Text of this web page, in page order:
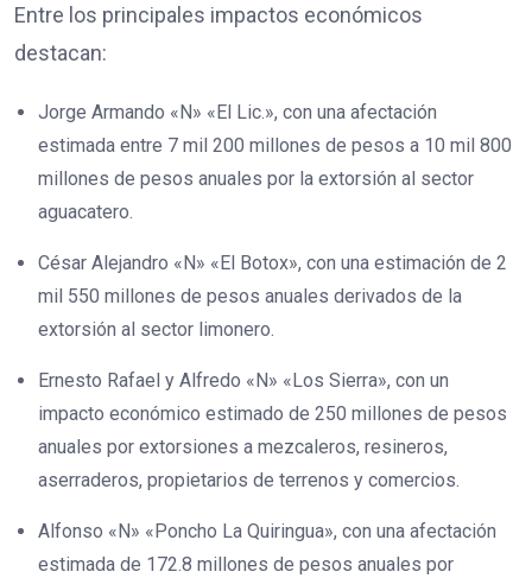
Entre los principales impactos económicos
destacan:
Jorge Armando «N» «El Lic.», con una afectación
estimada entre 7 mil 200 millones de pesos a 10 mil 800
millones de pesos anuales por la extorsión al sector
aguacatero.
César Alejandro «N» «El Botox», con una estimación de 2
mil 550 millones de pesos anuales derivados de la
extorsión al sector limonero.
Ernesto Rafael y Alfredo «N» «Los Sierra», con un
impacto económico estimado de 250 millones de pesos
anuales por extorsiones a mezcaleros, resineros,
aserraderos, propietarios de terrenos y comercios.
Alfonso «N» «Poncho La Quiringua», con una afectación
estimada de 172.8 millones de pesos anuales por